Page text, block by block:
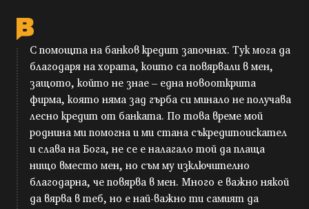
С помощта на банков кредит започнах. Тук мога да
благодаря на хората, които са повярвали в мен,
защото, който не знае – една новооткрита
фирма, която няма зад гърба си минало не получава
лесно кредит от банката. По това време мой
роднина ми помогна и ми стана съкредитоискател
и слава на Бога, не се е налагало той да плаща
нищо вместо мен, но съм му изключително
благодарна, че повярва в мен. Много е важно някой
да вярва в теб, но е най-важно ти самият да